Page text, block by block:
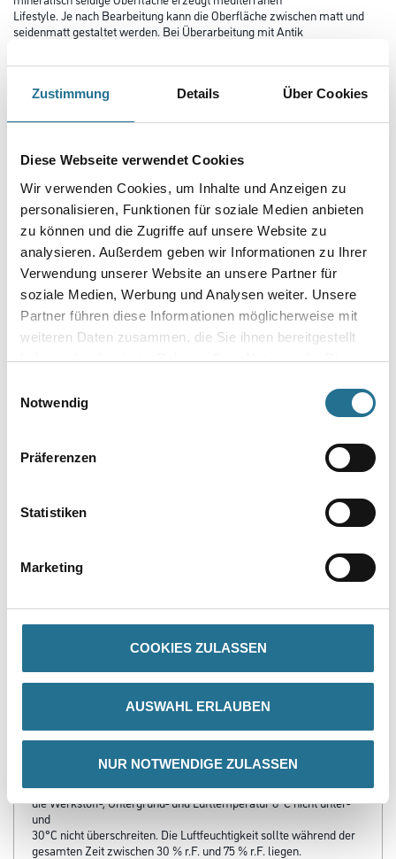
Zustimmung Details Über Cookies
Diese Webseite verwendet Cookies
Wir verwenden Cookies, um Inhalte und Anzeigen zu
personalisieren, Funktionen für soziale Medien anbieten
zu können und die Zugriffe auf unsere Website zu
analysieren. Außerdem geben wir Informationen zu Ihrer
Verwendung unserer Website an unsere Partner für
soziale Medien, Werbung und Analysen weiter. Unsere
Partner führen diese Informationen möglicherweise mit
weiteren Daten zusammen, die Sie ihnen bereitgestellt
haben oder die sie im Rahmen Ihrer Nutzung der Dienste
Notwendig
Präferenzen
Statistiken
Marketing
COOKIES ZULASSEN
AUSWAHL ERLAUBEN
NUR NOTWENDIGE ZULASSEN
Lifestyle. Je nach Bearbeitung kann die Oberfläche zwischen matt und
seidenmatt gestaltet werden. Bei Überarbeitung mit Antik
Farbtonbezeichnung
Glanzgrad
Gebinde
Umrechnungsfaktoren
- Atmungsaktive Oberfläche
- Sehr gut wasserdampfdiffusionsfähig (410g/m² in 24 Std. (DIN
53122), µ=50, Sd=0,04 m)
Verarbeitungstemp./Luftfeuchte
Während der gesamten Verarbeitungs- und Trocknungszeit darf
die Werkstoff-, Untergrund- und Lufttemperatur 8°C nicht unter-
und
30°C nicht überschreiten. Die Luftfeuchtigkeit sollte während der
gesamten Zeit zwischen 30 % r.F. und 75 % r.F. liegen.